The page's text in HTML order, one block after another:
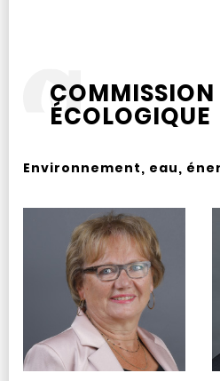
ÉCOLOGIQUE
Environnement, eau,